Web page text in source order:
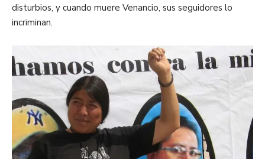
disturbios, y cuando muere Venancio, sus seguidores lo
incriminan.